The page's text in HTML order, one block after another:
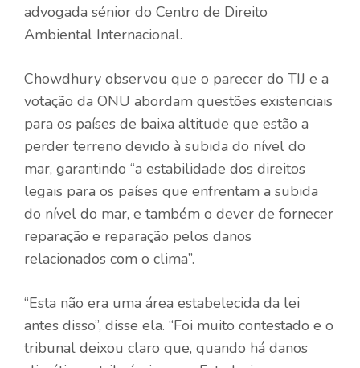
advogada sénior do Centro de Direito
Ambiental Internacional.
Chowdhury observou que o parecer do TIJ e a
votação da ONU abordam questões existenciais
para os países de baixa altitude que estão a
perder terreno devido à subida do nível do
mar, garantindo “a estabilidade dos direitos
legais para os países que enfrentam a subida
do nível do mar, e também o dever de fornecer
reparação e reparação pelos danos
relacionados com o clima”.
“Esta não era uma área estabelecida da lei
antes disso”, disse ela. “Foi muito contestado e o
tribunal deixou claro que, quando há danos